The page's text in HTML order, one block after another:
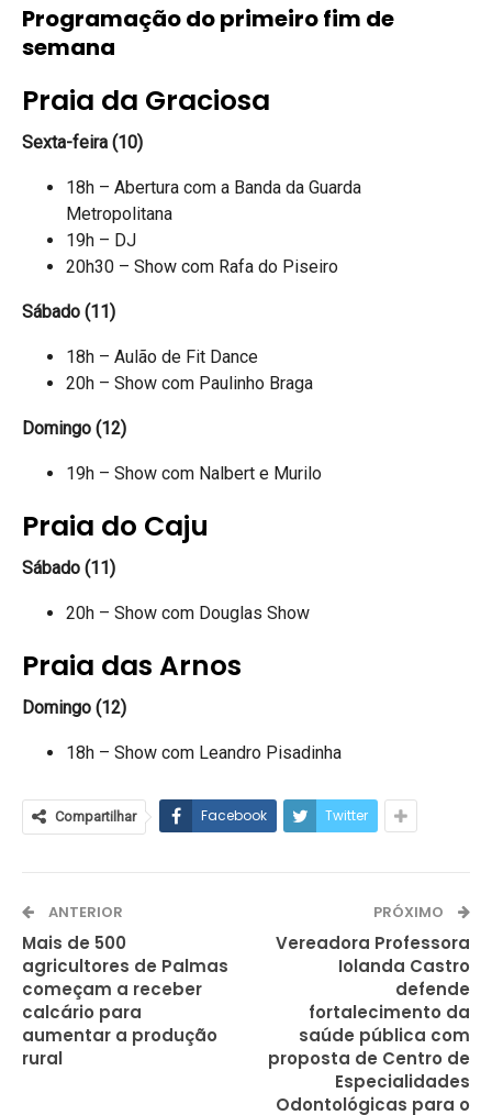
Programação do primeiro fim de
semana
Praia da Graciosa
Sexta-feira (10)
18h – Abertura com a Banda da Guarda
Metropolitana
19h – DJ
20h30 – Show com Rafa do Piseiro
Sábado (11)
18h – Aulão de Fit Dance
20h – Show com Paulinho Braga
Domingo (12)
19h – Show com Nalbert e Murilo
Praia do Caju
Sábado (11)
20h – Show com Douglas Show
Praia das Arnos
Domingo (12)
18h – Show com Leandro Pisadinha
Compartilhar Facebook Twitter
ANTERIOR
Mais de 500
agricultores de Palmas
começam a receber
calcário para
aumentar a produção
rural
PRÓXIMO
Vereadora Professora
Iolanda Castro
defende
fortalecimento da
saúde pública com
proposta de Centro de
Especialidades
Odontológicas para o